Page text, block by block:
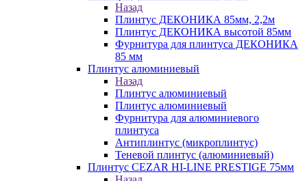
Назад
Плинтус ДЕКОНИКА 85мм, 2,2м
Плинтус ДЕКОНИКА высотой 85мм
Фурнитура для плинтуса ДЕКОНИКА
85 мм
Плинтус алюминиевый
Назад
Плинтус алюминиевый
Плинтус алюминиевый
Фурнитура для алюминиевого
плинтуса
Антиплинтус (микроплинтус)
Теневой плинтус (алюминиевый)
Плинтус CEZAR HI-LINE PRESTIGE 75мм